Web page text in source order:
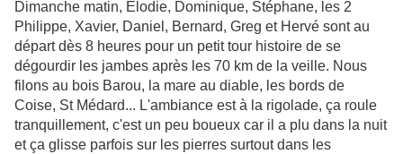
Dimanche matin, Elodie, Dominique, Stéphane, les 2
Philippe, Xavier, Daniel, Bernard, Greg et Hervé sont au
départ dès 8 heures pour un petit tour histoire de se
dégourdir les jambes après les 70 km de la veille. Nous
filons au bois Barou, la mare au diable, les bords de
Coise, St Médard... L'ambiance est à la rigolade, ça roule
tranquillement, c'est un peu boueux car il a plu dans la nuit
et ça glisse parfois sur les pierres surtout dans les